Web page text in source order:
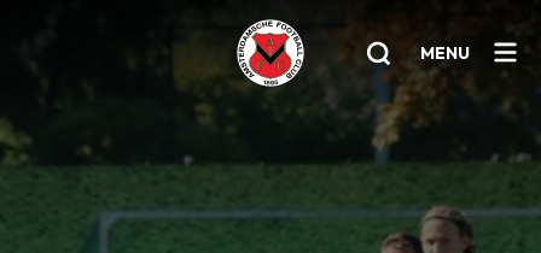
MENU
Home